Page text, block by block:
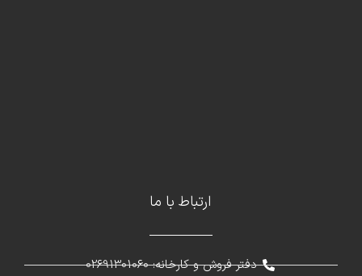
ارتباط با ما
دفتر فروش و کارخانه: 02691301060